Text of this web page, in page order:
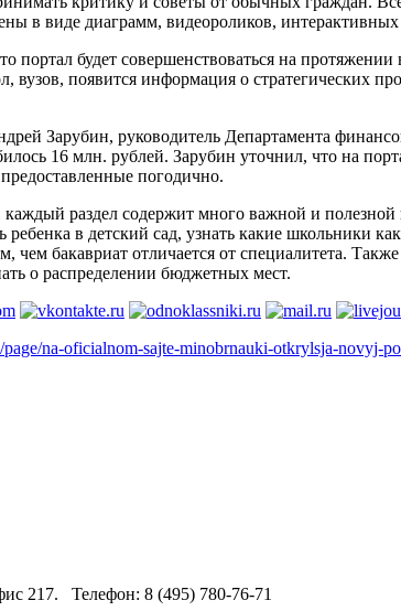
в виде диаграмм, видеороликов, интерактивных
портал будет совершенствоваться на
вузов, появится информация о стратегических
Зарубин, руководитель Департамента
16 млн. рублей. Зарубин уточнил, что на
погодично.
раздел содержит много важной и
ребенка в детский сад, узнать какие школьники
чем бакавриат отличается от специалитета.
о распределении бюджетных мест.
na-oficialnom-sajte-minobrnauki-otkrylsja-novyj-
217. Телефон: 8 (495) 780-76-71